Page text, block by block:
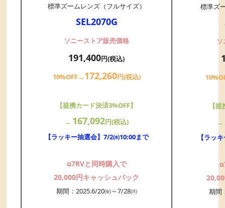
標準ズームレンズ（フルサイズ）
SEL2070G
ソニーストア販売価格
191,400円(税込)
10%OFF→172,260円(税込)
【提携カード決済3%OFF】
→ 167,092円(税込)
【ラッキー抽選会】7/2㈬10:00まで
α7RVと同時購入で
20,000円キャッシュバック
期間：2025.6/20㈮～7/28㈪
標準ズ
ソ
【
→
【ラッ
期間